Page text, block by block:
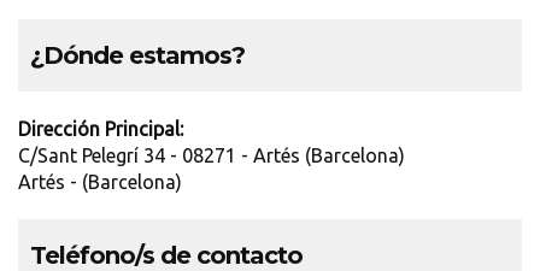
¿Dónde estamos?
Dirección Principal:
C/Sant Pelegrí 34 - 08271 - Artés (Barcelona)
Artés - (Barcelona)
Teléfono/s de contacto